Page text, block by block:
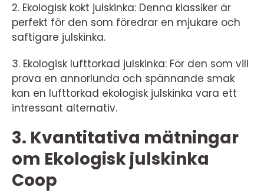
2. Ekologisk kokt julskinka: Denna klassiker är
perfekt för den som föredrar en mjukare och
saftigare julskinka.
3. Ekologisk lufttorkad julskinka: För den som vill
prova en annorlunda och spännande smak
kan en lufttorkad ekologisk julskinka vara ett
intressant alternativ.
3. Kvantitativa mätningar
om Ekologisk julskinka
Coop